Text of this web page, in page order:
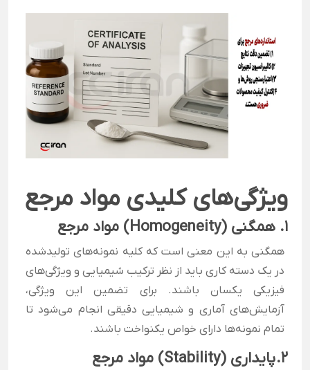
ویژگی‌های کلیدی مواد مرجع
۱. همگنی (Homogeneity) مواد مرجع
همگنی به این معنی است که کلیه نمونه‌های تولیدشده
در یک دسته کاری باید از نظر ترکیب شیمیایی و ویژگی‌های
فیزیکی یکسان باشند. برای تضمین این ویژگی،
آزمایش‌های آماری و شیمیایی دقیقی انجام می‌شود تا
تمام نمونه‌ها دارای خواص یکنواخت باشند.
۲. پایداری (Stability) مواد مرجع